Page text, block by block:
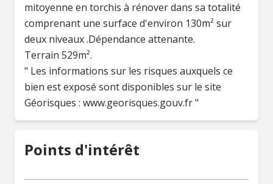
mitoyenne en torchis à rénover dans sa totalité
comprenant une surface d'environ 130m² sur
deux niveaux .Dépendance attenante.
Terrain 529m².
" Les informations sur les risques auxquels ce
bien est exposé sont disponibles sur le site
Géorisques : www.georisques.gouv.fr "
Points d'intérêt